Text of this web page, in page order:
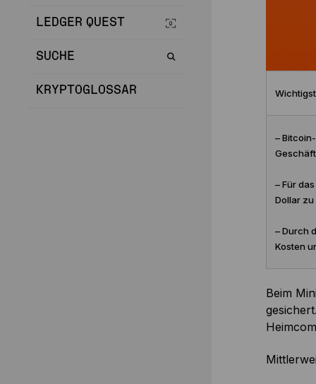
LEDGER QUEST
SUCHE
KRYPTOGLOSSAR
–
– Für
Dollar
– Durch
Kosten
Beim